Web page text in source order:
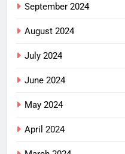
September 2024
August 2024
July 2024
June 2024
May 2024
April 2024